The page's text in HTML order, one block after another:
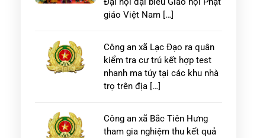
giáo Việt Nam […]
Công an xã Lạc Đạo ra quân
kiểm tra cư trú kết hợp test
nhanh ma túy tại các khu nhà
trọ trên địa […]
Công an xã Bắc Tiên Hưng
tham gia nghiệm thu kết quả